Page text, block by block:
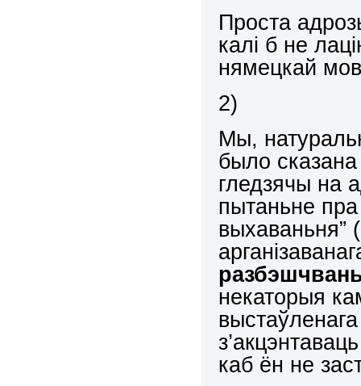
Проста
калі б не
нямецкай
2)
Мы,
было
гледзячы на
пытаньне пра
выхаваньня”
некаторыя
каб ён не